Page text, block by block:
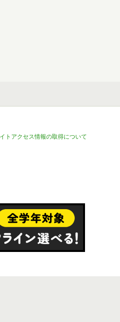
トアクセス情報の取得について